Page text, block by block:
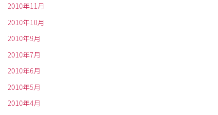
2010年11月
2010年10月
2010年9月
2010年7月
2010年6月
2010年5月
2010年4月